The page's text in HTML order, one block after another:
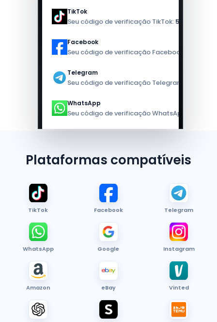
TikTok
Seu código de verificação TikTok: 583168
Facebook
Seu código de verificação Facebook:
Telegram
Seu código de verificação Telegram:
WhatsApp
Seu código de verificação WhatsApp:
Plataformas compatíveis
TikTok Facebook Telegram
WhatsApp Google Instagram
Amazon eBay Vinted